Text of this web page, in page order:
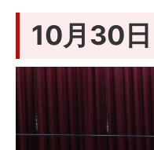
10月30日